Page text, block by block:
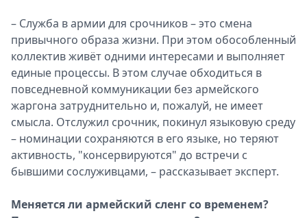
– Служба в армии для срочников – это смена
привычного образа жизни. При этом обособленный
коллектив живёт одними интересами и выполняет
единые процессы. В этом случае обходиться в
повседневной коммуникации без армейского
жаргона затруднительно и, пожалуй, не имеет
смысла. Отслужил срочник, покинул языковую среду
– номинации сохраняются в его языке, но теряют
активность, "консервируются" до встречи с
бывшими сослуживцами, – рассказывает эксперт.
Меняется ли армейский сленг со временем?